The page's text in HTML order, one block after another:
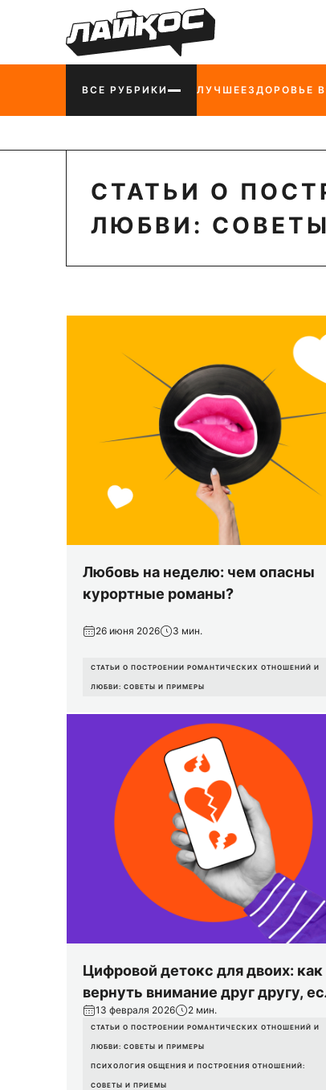
ВСЕ РУБРИКИ ЛУЧШЕЕ ЗДОРОВЬЕ
СТАТЬИ О
ЛЮБВИ:
Любовь на неделю: чем опасны
курортные романы?
26 июня 2026 3 мин.
СТАТЬИ О ПОСТРОЕНИИ РОМАНТИЧЕСКИХ ОТНОШЕНИЙ И
ЛЮБВИ: СОВЕТЫ И ПРИМЕРЫ
Цифровой детокс для двоих: как
вернуть внимание друг другу,
вы оба в телефонах
13 февраля 2026 2 мин.
СТАТЬИ О ПОСТРОЕНИИ РОМАНТИЧЕСКИХ ОТНОШЕНИЙ И
ЛЮБВИ: СОВЕТЫ И ПРИМЕРЫ
ПСИХОЛОГИЯ ОБЩЕНИЯ И ПОСТРОЕНИЯ ОТНОШЕНИЙ:
СОВЕТЫ И ПРИЕМЫ